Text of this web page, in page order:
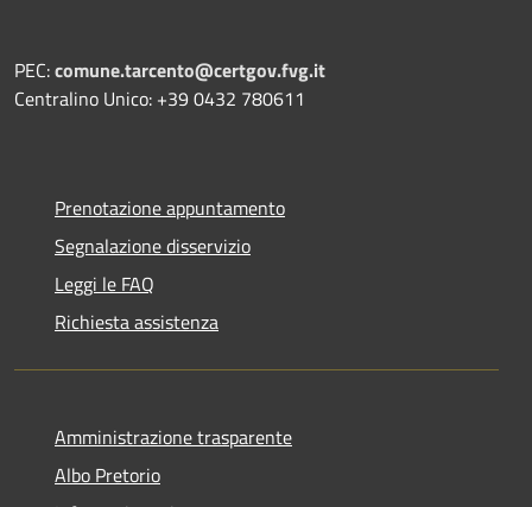
PEC:comune.tarcento@certgov.fvg.it
Centralino Unico: +39 0432 780611
Prenotazione appuntamento
Segnalazione disservizio
Leggi le FAQ
Richiesta assistenza
Amministrazione trasparente
Albo Pretorio